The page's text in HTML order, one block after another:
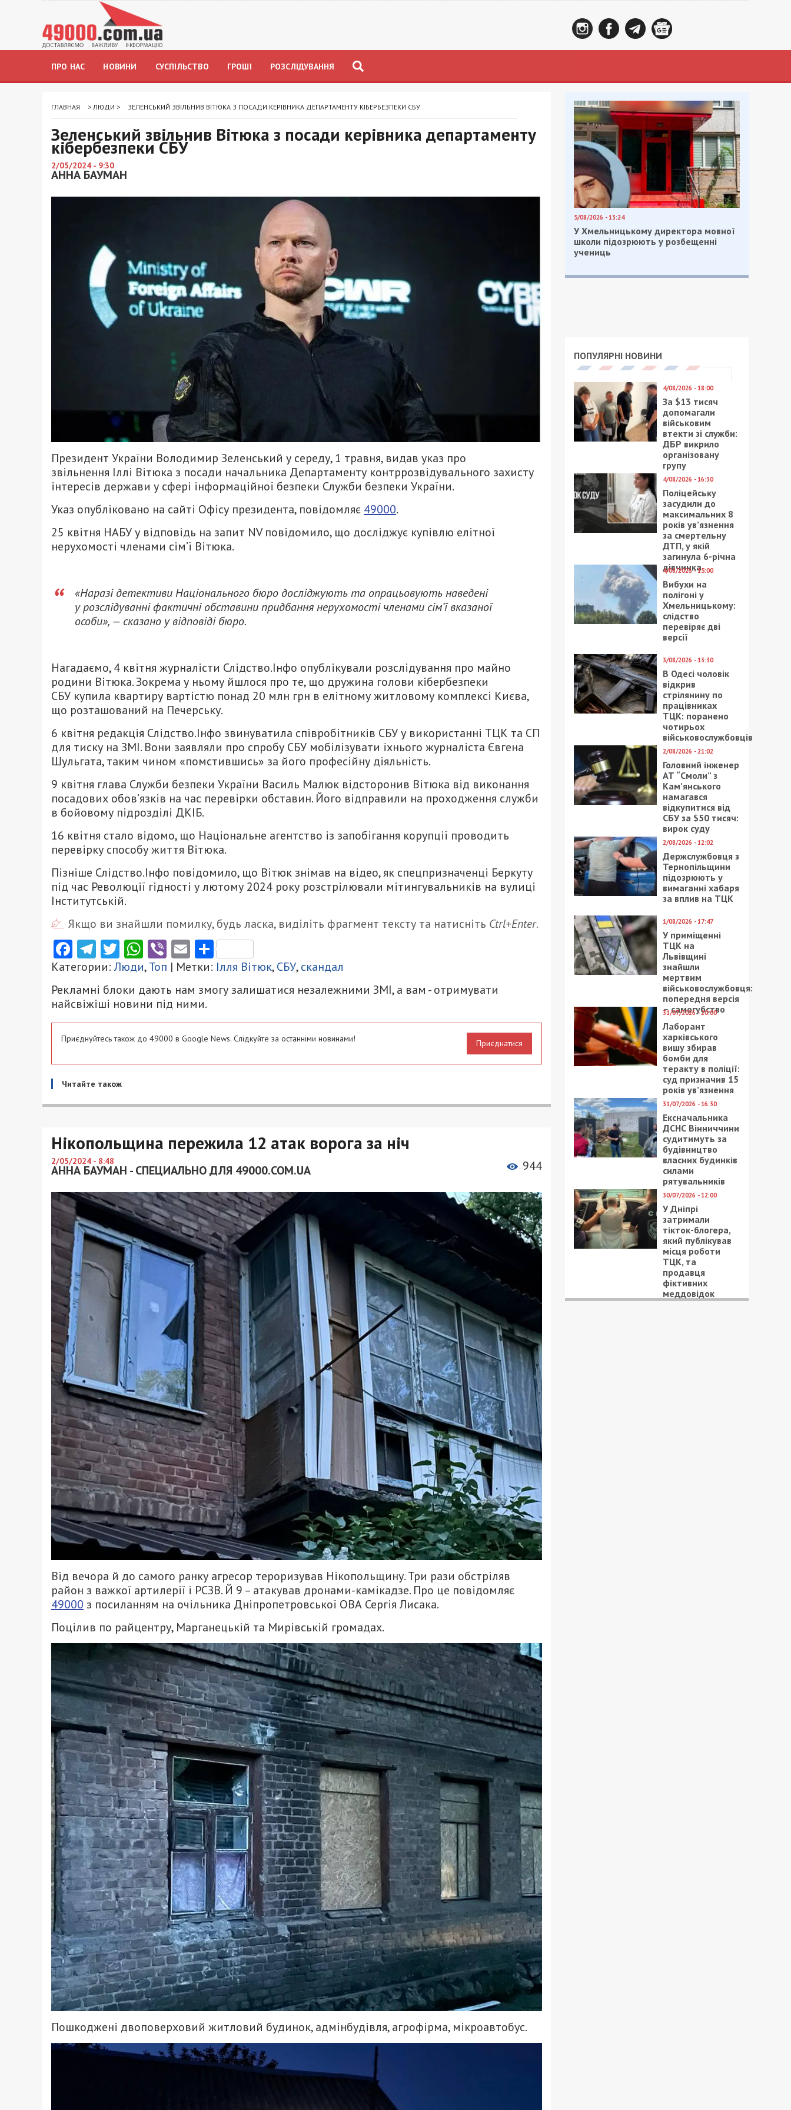
ПРО НАС НОВИНИ СУСПІЛЬСТВО ГРОШІ РОЗСЛІДУВАННЯ
ГЛАВНАЯ > ЛЮДИ > ЗЕЛЕНСЬКИЙ ЗВІЛЬНИВ ВІТЮКА З ПОСАДИ КЕРІВНИКА ДЕПАРТАМЕНТУ КІБЕРБЕЗПЕКИ СБУ
Зеленський звільнив Вітюка з посади керівника департаменту
кібербезпеки СБУ
2/05/2024 - 9:30
АННА БАУМАН
Президент України Володимир Зеленський у середу, 1 травня, видав указ про
звільнення Іллі Вітюка з посади начальника Департаменту контррозвідувального захисту
інтересів держави у сфері інформаційної безпеки Служби безпеки України.
Указ опубліковано на сайті Офісу президента, повідомляє 49000.
25 квітня НАБУ у відповідь на запит NV повідомило, що досліджує купівлю елітної
нерухомості членами сім’ї Вітюка.
«Наразі детективи Національного бюро досліджують та опрацьовують наведені
у розслідуванні фактичні обставини придбання нерухомості членами сім’ї вказаної
особи», — сказано у відповіді бюро.
Нагадаємо, 4 квітня журналісти Слідство.Інфо опублікували розслідування про майно
родини Вітюка. Зокрема у ньому йшлося про те, що дружина голови кібербезпеки
СБУ купила квартиру вартістю понад 20 млн грн в елітному житловому комплексі Києва,
що розташований на Печерську.
6 квітня редакція Слідство.Інфо звинуватила співробітників СБУ у використанні ТЦК та СП
для тиску на ЗМІ. Вони заявляли про спробу СБУ мобілізувати їхнього журналіста Євгена
Шульгата, таким чином «помстившись» за його професійну діяльність.
9 квітня глава Служби безпеки України Василь Малюк відсторонив Вітюка від виконання
посадових обов’язків на час перевірки обставин. Його відправили на проходження служби
в бойовому підрозділі ДКІБ.
16 квітня стало відомо, що Національне агентство із запобігання корупції проводить
перевірку способу життя Вітюка.
Пізніше Слідство.Інфо повідомило, що Вітюк знімав на відео, як спецпризначенці Беркуту
під час Революції гідності у лютому 2024 року розстрілювали мітингувальників на вулиці
Інститутській.
Якщо ви знайшли помилку, будь ласка, виділіть фрагмент тексту та натисніть Ctrl+Enter.
Facebook
Telegram
Twitter
WhatsApp
ViberEmailПоділитися
Категории:Люди,Топ | Метки: Ілля Вітюк,СБУ,скандал
Рекламні блоки дають нам змогу залишатися незалежними ЗМІ, а вам - отримувати
найсвіжіші новини під ними.
Приєднуйтесь також до 49000 в Google News. Слідкуйте за останніми новинами! Приєднатися
Читайте також
Нікопольщина пережила 12 атак ворога за ніч
2/05/2024 - 8:48
АННА БАУМАН - СПЕЦИАЛЬНО ДЛЯ 49000.COM.UA 944
Від вечора й до самого ранку агресор тероризував Нікопольщину. Три рази обстріляв
район з важкої артилерії і РСЗВ. Й 9 – атакував дронами-камікадзе. Про це повідомляє
49000 з посиланням на очільника Дніпропетровської ОВА Сергія Лисака.
Поцілив по райцентру, Марганецькій та Мирівській громадах.
Пошкоджені двоповерховий житловий будинок, адмінбудівля, агрофірма, мікроавтобус.
5/08/2026 - 13:24
У Хмельницькому директора мовної
школи підозрюють у розбещенні
учениць
ПОПУЛЯРНІ НОВИНИ
4/08/2026 - 18:00
За $13 тисяч
допомагали
військовим
втекти зі служби:
ДБР викрило
організовану
групу
4/08/2026 - 16:30
Поліцейську
засудили до
максимальних 8
років ув’язнення
за смертельну
ДТП, у якій
загинула 6-річна
дівчинка
4/08/2026 - 15:00
Вибухи на
полігоні у
Хмельницькому:
слідство
перевіряє дві
версії
3/08/2026 - 13:30
В Одесі чоловік
відкрив
стрілянину по
працівниках
ТЦК: поранено
чотирьох
військовослужбовців
2/08/2026 - 21:02
Головний інженер
АТ “Смоли” з
Кам’янського
намагався
відкупитися від
СБУ за $50 тисяч:
вирок суду
2/08/2026 - 12:02
Держслужбовця з
Тернопільщини
підозрюють у
вимаганні хабаря
за вплив на ТЦК
1/08/2026 - 17:47
У приміщенні
ТЦК на
Львівщині
знайшли
мертвим
військовослужбовця:
попередня версія
– самогубство
31/07/2026 - 20:00
Лаборант
харківського
вишу збирав
бомби для
теракту в поліції:
суд призначив 15
років ув’язнення
31/07/2026 - 16:30
Ексначальника
ДСНС Вінниччини
судитимуть за
будівництво
власних будинків
силами
рятувальників
30/07/2026 - 12:00
У Дніпрі
затримали
тікток-блогера,
який публікував
місця роботи
ТЦК, та
продавця
фіктивних
меддовідок